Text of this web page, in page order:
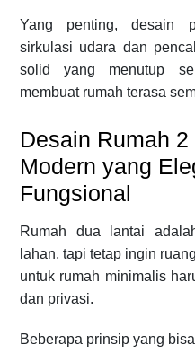
Yang penting, desain
sirkulasi udara dan
solid yang menutup
membuat rumah terasa
Desain Rumah
Modern yang
Fungsional
Rumah dua lantai
lahan, tapi tetap ingin
untuk rumah minimalis
dan privasi.
Beberapa prinsip yang